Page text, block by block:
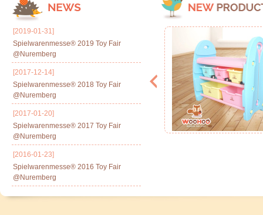
[2019-01-31]
Spielwarenmesse® 2019 Toy Fair
@Nuremberg
[2017-12-14]
Spielwarenmesse® 2018 Toy Fair
@Nuremberg
[2017-01-20]
Spielwarenmesse® 2017 Toy Fair
@Nuremberg
[2016-01-23]
Spielwarenmesse® 2016 Toy Fair
@Nuremberg